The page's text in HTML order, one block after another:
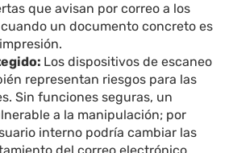
que avisan por correo a los
un documento concreto es
Los dispositivos de escaneo
representan riesgos para las
Sin funciones seguras, un
a la manipulación; por
interno podría cambiar las